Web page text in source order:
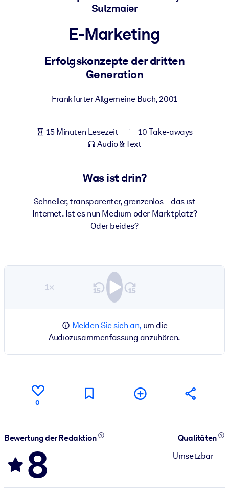
Gesundheit & Wohlbefinden
NACH SYSTEM
bessere Lernergebnisse.
Bereichern Sie Ihre Unternehmensbibliothek mit
vertrauenswürdigem, praxisnahem Business-Wissen.
Nutzen Sie verlässliches, strukturiertes Wissen, um die Ergebnisse
Sulzmaier
E-Marketing
Erfolgskonzepte der dritten
Generation
Frankfurter Allgemeine Buch,2001
15 Minuten Lesezeit
10 Take-aways
Audio & Text
Was ist drin?
Schneller, transparenter, grenzenlos – das ist
Internet. Ist es nun Medium oder Marktplatz?
Oder beides?
1×
Melden Sie sich an,um die
Audiozusammenfassung anzuhören.
0
Bewertung der Redaktion
8
Qualitäten
Umsetzbar